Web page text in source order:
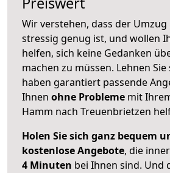
Wir verstehen, dass der Umzug
stressig genug ist, und wollen
helfen, sich keine Gedanken
machen zu müssen. Lehnen
haben garantiert passende
Ihnen ohne Probleme mit
Hamm nach Treuenbrietzen
Holen Sie sich ganz bequem
kostenlose Angebote, die
4 Minuten bei Ihnen sind. Und